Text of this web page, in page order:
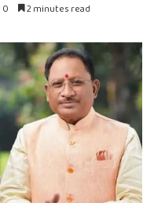
0 2 minutes read